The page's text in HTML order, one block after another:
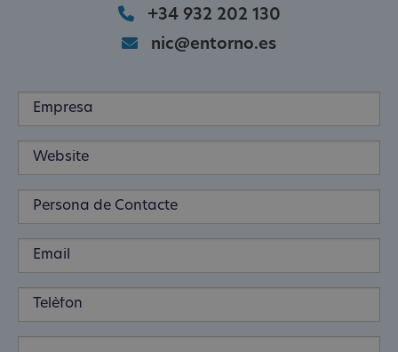
+34 932 202 130
nic@entorno.es